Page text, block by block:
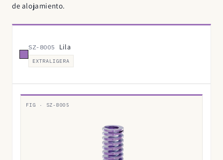
de alojamiento.
SZ-8005 Lila
EXTRALIGERA
FIG · SZ-8005